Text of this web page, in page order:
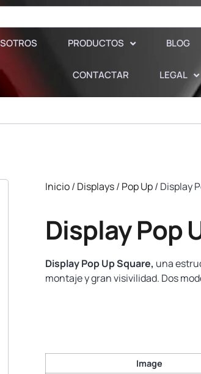
PRODUCTOS BLOG
CONTACTAR LEGAL
Inicio/ Displays/ Pop Up/ Display
Display Pop
Display Pop Up Square, una
montaje y gran visivilidad. Dos
Image